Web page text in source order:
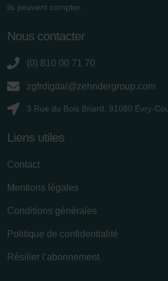
ils peuvent compter.
Nous contacter
(0) 810 00 71 70
zgfrdigital@zehndergroup.com
3 Rue du Bois Briard, 91080 Évry-
Liens utiles
Contact
Mentions légales
Conditions générales
Politique de confidentialité
Résilier l’abonnement